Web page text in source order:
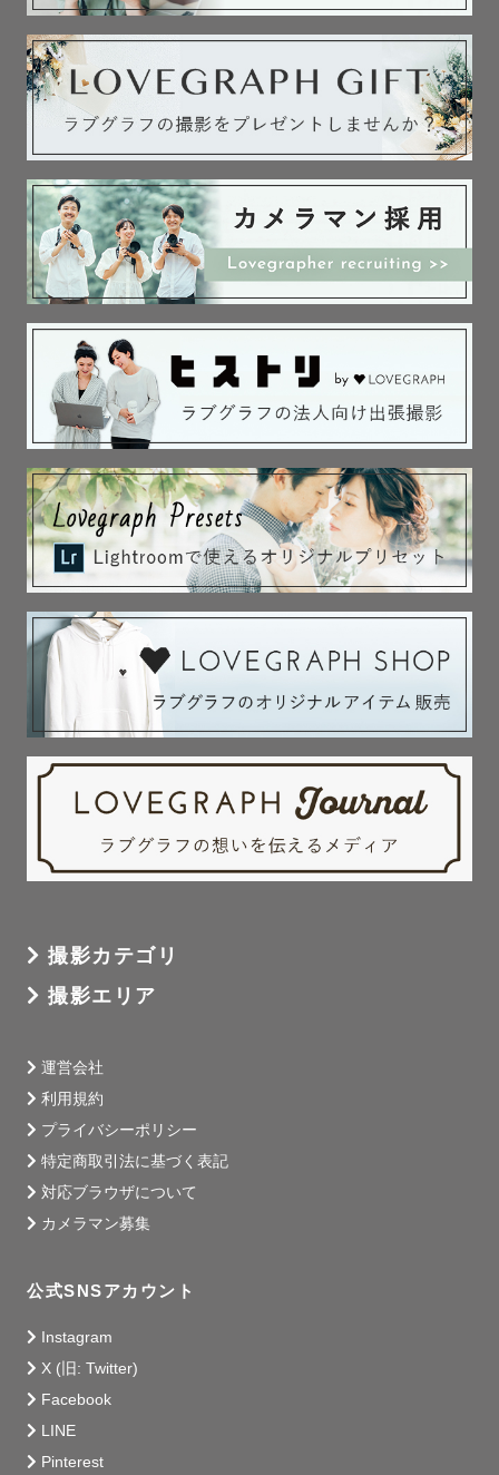
撮影カテゴリ
撮影エリア
運営会社
利用規約
プライバシーポリシー
特定商取引法に基づく表記
対応ブラウザについて
カメラマン募集
公式SNSアカウント
Instagram
X (旧: Twitter)
Facebook
LINE
Pinterest